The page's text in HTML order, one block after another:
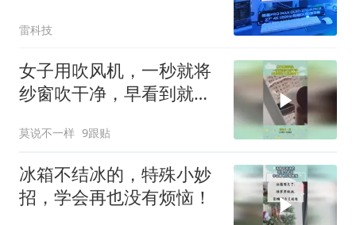
雷科技
女子用吹风机，一秒就将
纱窗吹干净，早看到就不
莫说不一样 9跟贴
冰箱不结冰的，特殊小妙
招，学会再也没有烦恼！